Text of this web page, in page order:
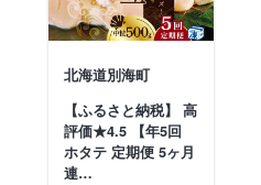
北海道別海町
【ふるさと納税】 高
評価★4.5 【年5回
ホタテ 定期便 5ヶ月
連…